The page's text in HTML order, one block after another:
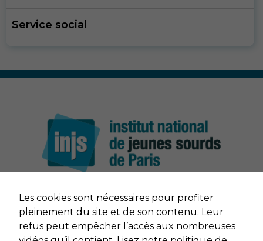
Service social
NOUS CONTACTER
Les cookies sont nécessaires pour profiter
pleinement du site et de son contenu. Leur
refus peut empêcher l’accès aux nombreuses
Nécessaire
Ces cookies ne
facultatifs. Ils
sont nécessaires
fonctionnement